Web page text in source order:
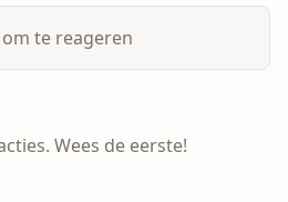
om te reageren
Wees de eerste!